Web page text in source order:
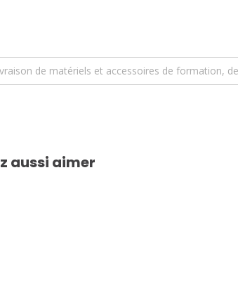
de matériels et accessoires de formation,
aussi aimer